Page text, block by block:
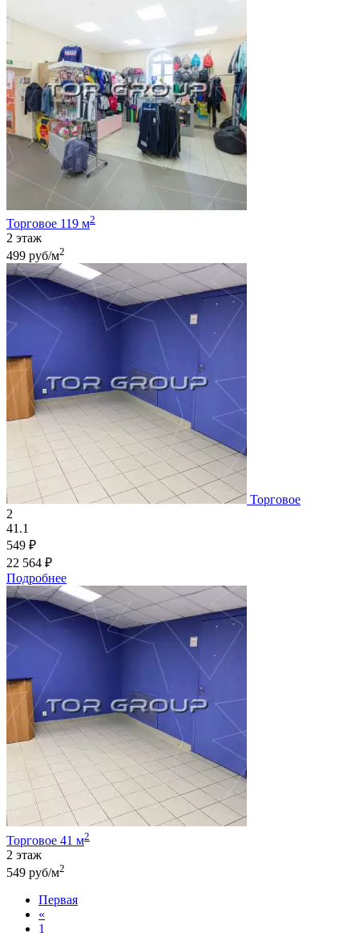
Торговое 119 м2
2 этаж
499 руб/м2
Торговое
2
41.1
549 ₽
22 564 ₽
Подробнее
Торговое 41 м2
2 этаж
549 руб/м2
Первая
«
1